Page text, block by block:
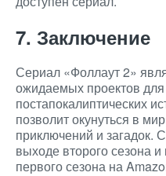
7. Заключение
Сериал «Фоллаут 2»
ожидаемых проектов
постапокалиптических
позволит окунуться в
приключений и загадок.
выходе второго сезона
первого сезона на